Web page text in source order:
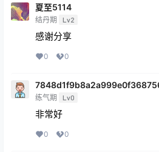
夏至5114
结丹期 Lv2
感谢分享
0 0
练气期 Lv0
非常好
0 0